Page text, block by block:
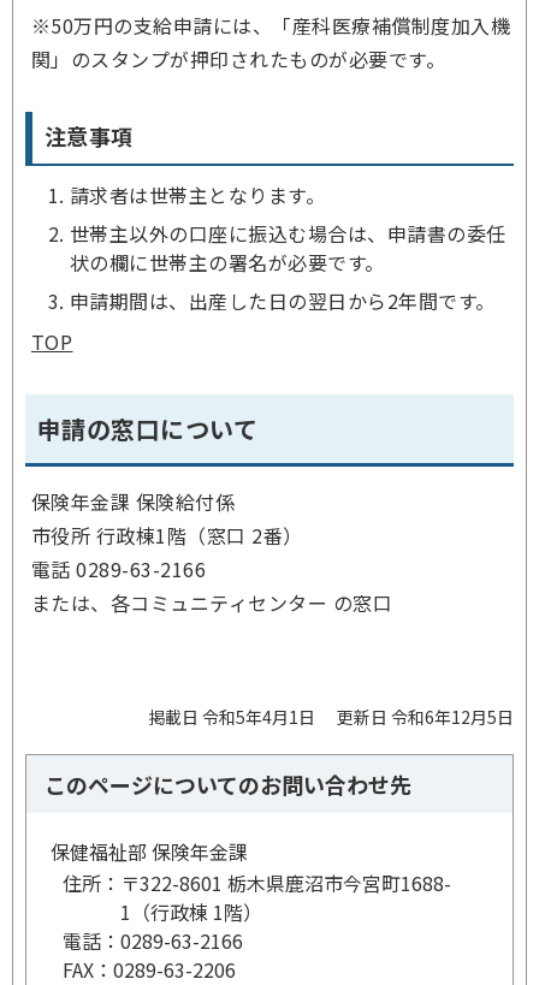
※50万円の支給申請には、「産科医療補償制度加入機
関」のスタンプが押印されたものが必要です。
注意事項
請求者は世帯主となります。
世帯主以外の口座に振込む場合は、申請書の委任
状の欄に世帯主の署名が必要です。
申請期間は、出産した日の翌日から2年間です。
TOP
申請の窓口について
保険年金課 保険給付係
市役所 行政棟1階（窓口 2番）
電話 0289-63-2166
または、各コミュニティセンター の窓口
掲載日 令和5年4月1日 更新日 令和6年12月5日
このページについてのお問い合わせ先
保健福祉部 保険年金課
住所： 〒322-8601 栃木県鹿沼市今宮町1688-
1（行政棟 1階）
電話： 0289-63-2166
FAX： 0289-63-2206